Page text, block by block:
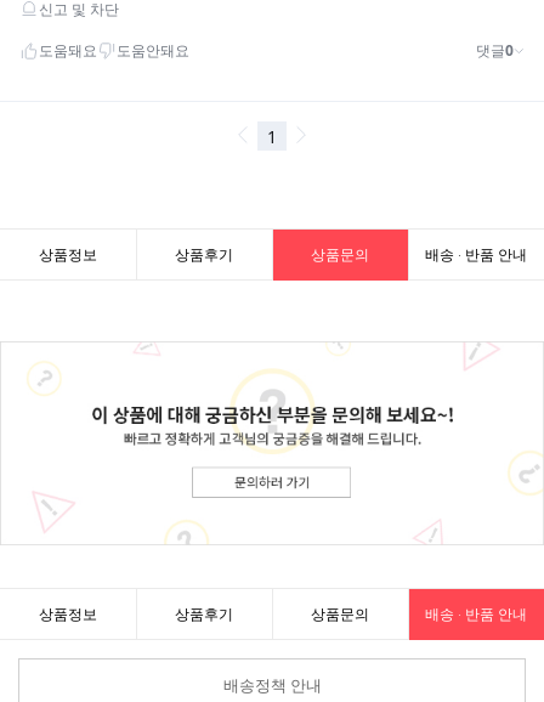
상품정보 상품후기 상품문의 배송 · 반품 안내
상품정보 상품후기 상품문의 배송 · 반품 안내
배송정책 안내